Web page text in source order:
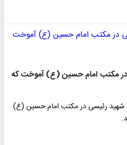
مکتب امام حسین (ع) آموخت که
شهید رئیسی در مکتب امام حسین (ع)